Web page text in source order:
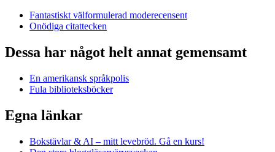
Fantastiskt välformulerad moderecensent
Onödiga citattecken
Dessa har något helt annat gemensamt
En amerikansk språkpolis
Fula biblioteksböcker
Egna länkar
Bokstävlar & AI – mitt levebröd. Gå en kurs!